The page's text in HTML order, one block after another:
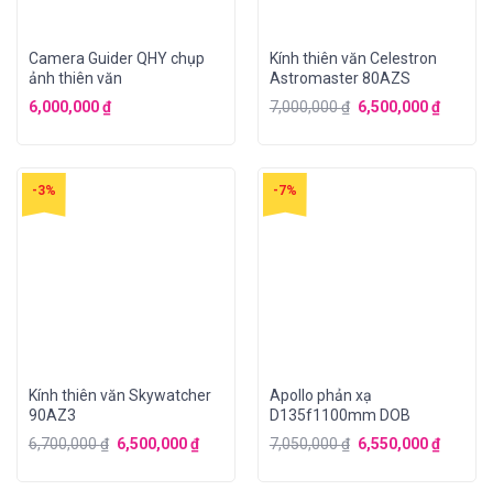
Camera Guider QHY chụp
ảnh thiên văn
6,000,000₫
Kính thiên văn Celestron
Astromaster 80AZS
7,000,000₫ 6,500,000₫
-3%
Kính thiên văn Skywatcher
90AZ3
6,700,000₫ 6,500,000₫
-7%
Apollo phản xạ
D135f1100mm DOB
7,050,000₫ 6,550,000₫